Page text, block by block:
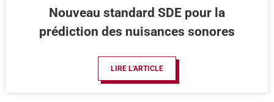
Nouveau standard SDE pour la
prédiction des nuisances sonores
LIRE L'ARTICLE